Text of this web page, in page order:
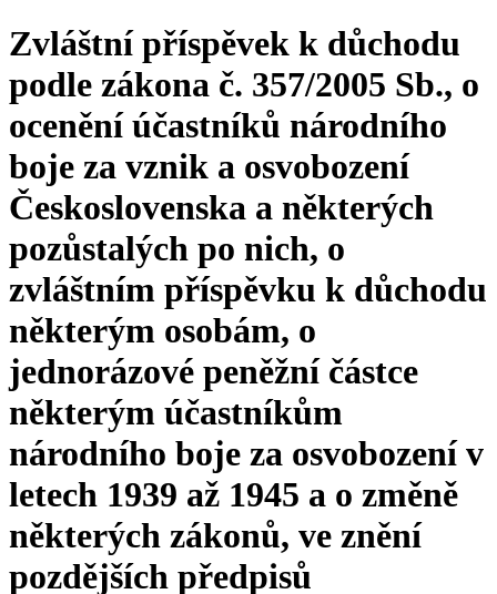
Zvláštní příspěvek k důchodu
podle zákona č. 357/2005 Sb., o
ocenění účastníků národního
boje za vznik a osvobození
Československa a některých
pozůstalých po nich, o
zvláštním příspěvku k důchodu
některým osobám, o
jednorázové peněžní částce
některým účastníkům
národního boje za osvobození v
letech 1939 až 1945 a o změně
některých zákonů, ve znění
pozdějších předpisů